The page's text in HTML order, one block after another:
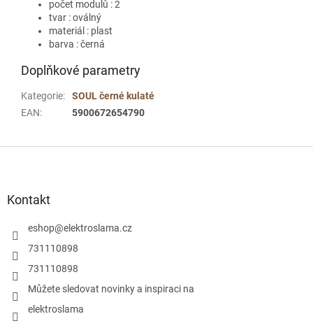
počet modulů : 2
tvar : oválný
materiál : plast
barva : černá
Doplňkové parametry
Kategorie:
SOUL černé kulaté
EAN: 5900672654790
Kontakt
eshop@elektroslama.cz
731110898
731110898
Můžete sledovat novinky a inspiraci na
elektroslama